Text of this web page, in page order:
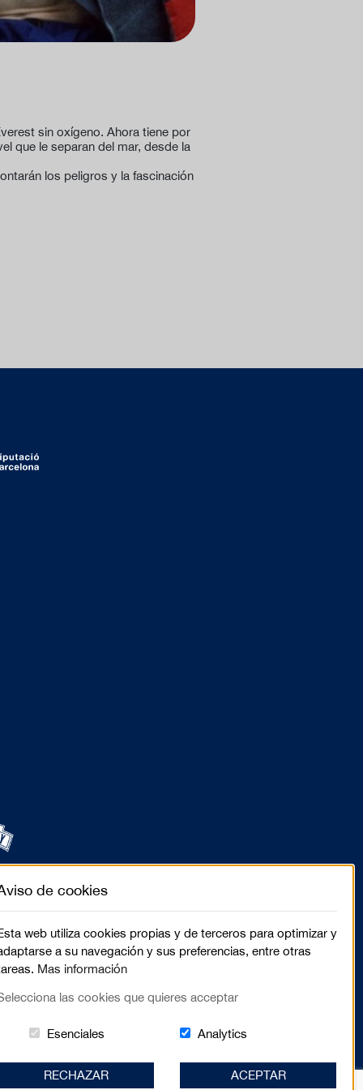
sin oxígeno. Ahora tiene por
que le separan del mar, desde la
los peligros y la fascinación
de cookies
web utiliza cookies propias y de terceros para optimizar y
a su navegación y sus preferencias, entre otras
Mas información
las cookies que quieres acceptar
Esenciales Estas cookies són essenciales para el lugar
Analytics
RECHAZAR ACEPTAR